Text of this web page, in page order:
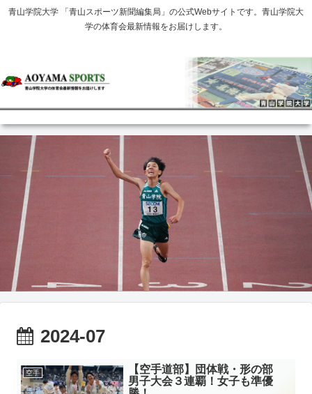
青山学院大学 「青山スポーツ新聞編集局」の公式Webサイトです。青山学院大
学の体育会最新情報をお届けします。
2024-07
空手
【空手道部】団体戦・形の部
男子大会３連覇！女子も準優